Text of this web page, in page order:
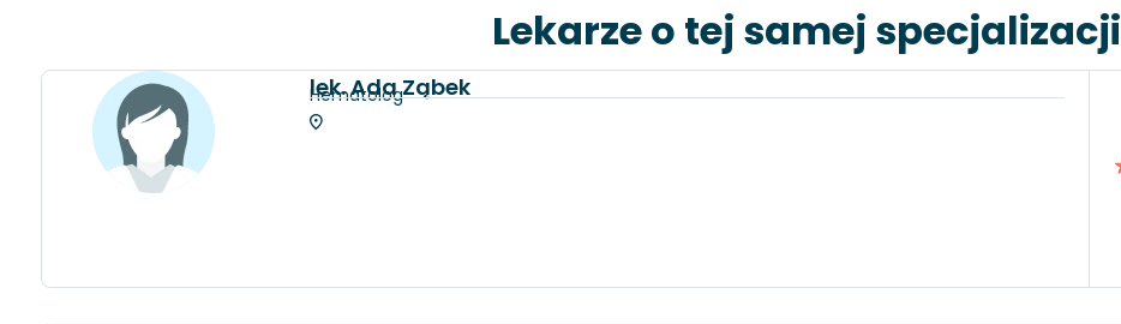
Lekarze o tej samej specjalizacji
lek. Ada Ząbek
Hematolog